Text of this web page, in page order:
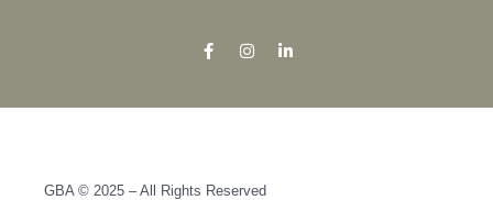
GBA © 2025 – All Rights Reserved